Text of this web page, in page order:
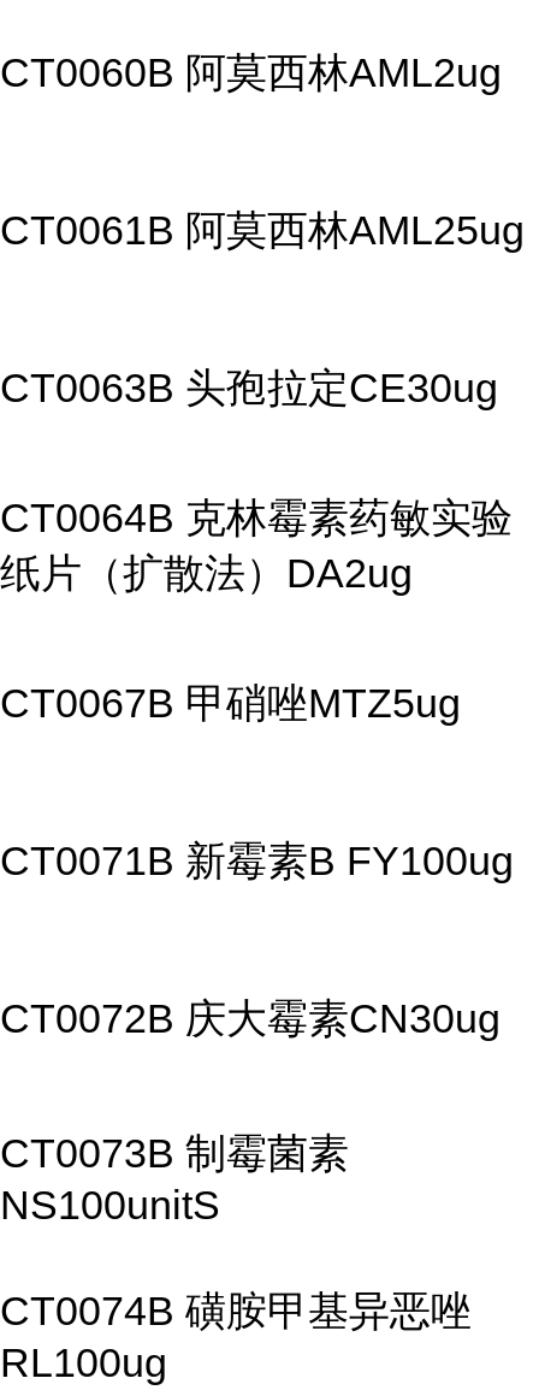
CT0060B 阿莫西林AML2ug
CT0061B 阿莫西林AML25ug
CT0063B 头孢拉定CE30ug
CT0064B 克林霉素药敏实验
纸片（扩散法）DA2ug
CT0067B 甲硝唑MTZ5ug
CT0071B 新霉素B FY100ug
CT0072B 庆大霉素CN30ug
CT0073B 制霉菌素
NS100unitS
CT0074B 磺胺甲基异恶唑
RL100ug